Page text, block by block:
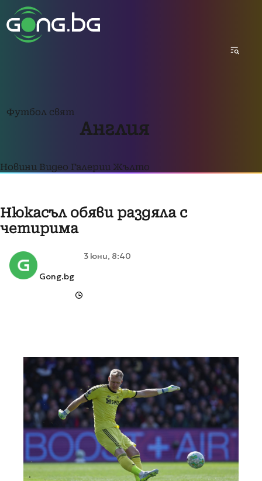
Футбол свят
Англия
Новини Видео Галерии Жълто
Нюкасъл обяви раздяла с
четирима
Gong.bg
3 юни, 8:40